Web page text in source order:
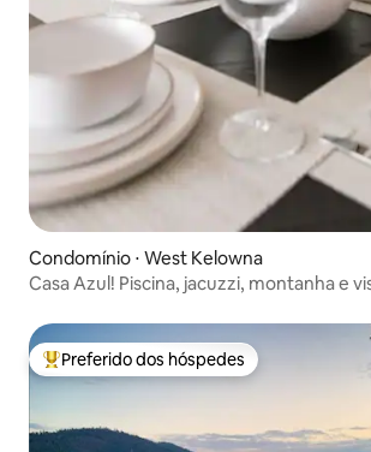
Condomínio ⋅ West Kelowna
Casa Azul! Piscina, jacuzzi, montanha e
Entre os melhores preferidos dos
Preferido dos hóspedes